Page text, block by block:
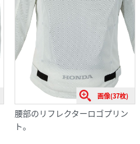
画像(37枚)
腰部のリフレクターロゴプリン
ト。